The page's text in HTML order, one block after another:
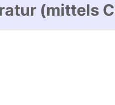
(mittels